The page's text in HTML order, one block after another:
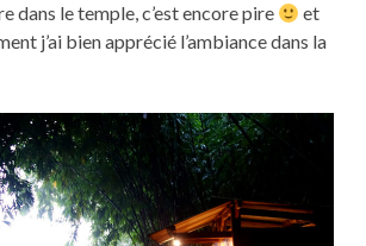
dans le temple, c’est encore pire
et
j’ai bien apprécié l’ambiance dans la